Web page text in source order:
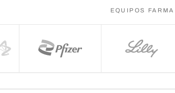
EQUIPOS